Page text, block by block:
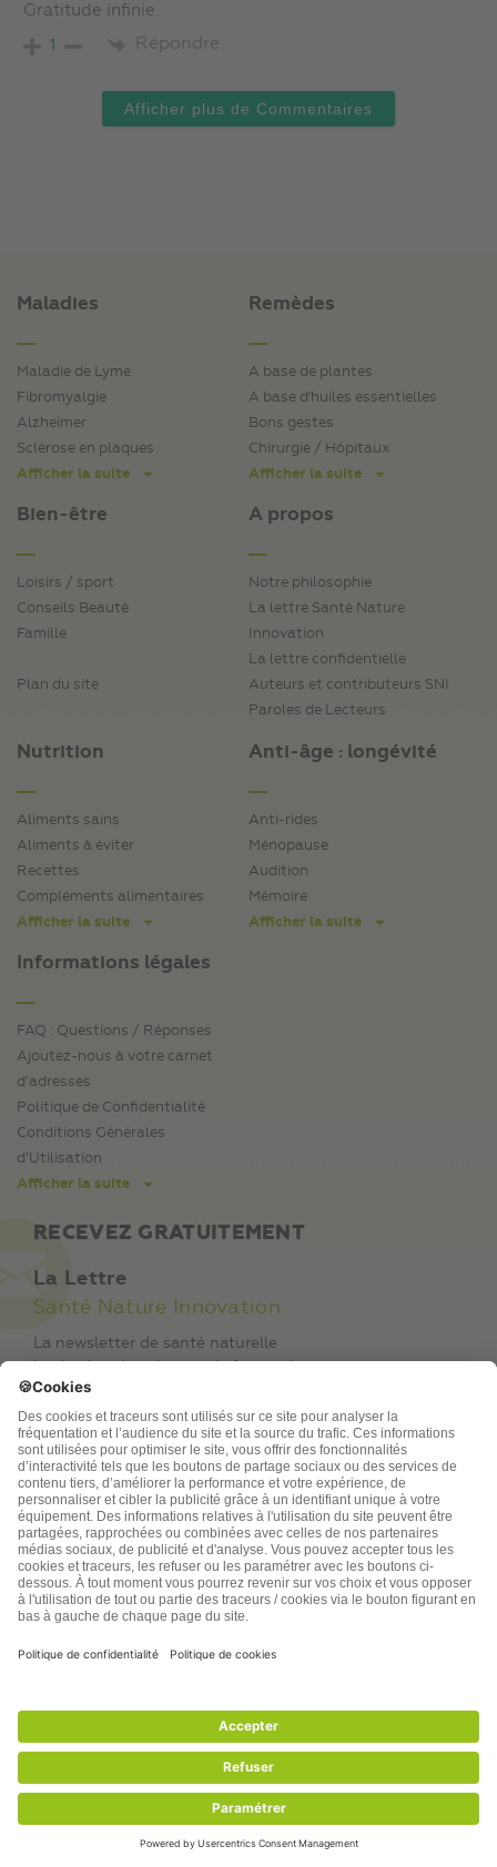
Gratitude infinie.
1 Répondre
Afficher plus de Commentaires
Maladies
Maladie de Lyme
Fibromyalgie
Alzheimer
Sclérose en plaques
Afficher la suite
Bien-être
Loisirs / sport
Conseils Beauté
Famille
Plan du site
Remèdes
A base de plantes
A base d'huiles essentielles
Bons gestes
Chirurgie / Hôpitaux
Afficher la suite
A propos
Notre philosophie
La lettre Santé Nature
Innovation
La lettre confidentielle
Auteurs et contributeurs SNI
Paroles de Lecteurs
Nutrition
Aliments sains
Aliments à éviter
Recettes
Compléments alimentaires
Afficher la suite
Informations légales
FAQ : Questions / Réponses
Ajoutez-nous à votre carnet
d’adresses
Politique de Confidentialité
Conditions Générales
d’Utilisation
Afficher la suite
Anti-âge : longévité
Anti-rides
Ménopause
Audition
Mémoire
Afficher la suite
RECEVEZ GRATUITEMENT
La Lettre
Santé Nature Innovation
La newsletter de santé naturelle
TSA Publications SA collecte mes nom, prénom,
adresse de messagerie électronique et numéro de
téléphone afin de répondre aux demandes de
l’exécution des mesures sollicitées. Pour en savoir